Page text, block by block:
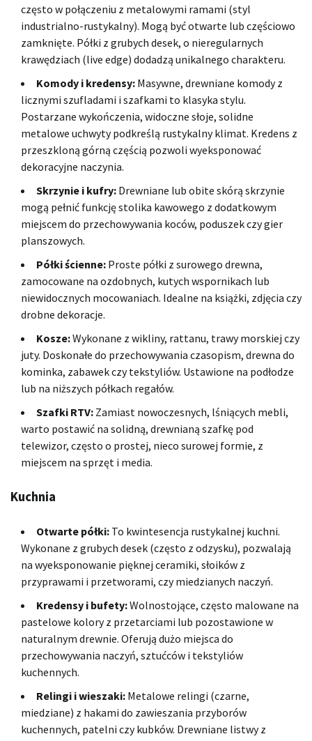
często w połączeniu z metalowymi ramami (styl
industrialno-rustykalny). Mogą być otwarte lub częściowo
zamknięte. Półki z grubych desek, o nieregularnych
krawędziach (live edge) dodadzą unikalnego charakteru.
Komody i kredensy: Masywne, drewniane komody z
licznymi szufladami i szafkami to klasyka stylu.
Postarzane wykończenia, widoczne słoje, solidne
metalowe uchwyty podkreślą rustykalny klimat. Kredens z
przeszkloną górną częścią pozwoli wyeksponować
dekoracyjne naczynia.
Skrzynie i kufry: Drewniane lub obite skórą skrzynie
mogą pełnić funkcję stolika kawowego z dodatkowym
miejscem do przechowywania koców, poduszek czy gier
planszowych.
Półki ścienne: Proste półki z surowego drewna,
zamocowane na ozdobnych, kutych wspornikach lub
niewidocznych mocowaniach. Idealne na książki, zdjęcia czy
drobne dekoracje.
Kosze:Wykonane z wikliny, rattanu, trawy morskiej czy
juty. Doskonałe do przechowywania czasopism, drewna do
kominka, zabawek czy tekstyliów. Ustawione na podłodze
lub na niższych półkach regałów.
Szafki RTV: Zamiast nowoczesnych, lśniących mebli,
warto postawić na solidną, drewnianą szafkę pod
telewizor, często o prostej, nieco surowej formie, z
miejscem na sprzęt i media.
Kuchnia
Otwarte półki: To kwintesencja rustykalnej kuchni.
Wykonane z grubych desek (często z odzysku), pozwalają
na wyeksponowanie pięknej ceramiki, słoików z
przyprawami i przetworami, czy miedzianych naczyń.
Kredensy i bufety:Wolnostojące, często malowane na
pastelowe kolory z przetarciami lub pozostawione w
naturalnym drewnie. Oferują dużo miejsca do
przechowywania naczyń, sztućców i tekstyliów
kuchennych.
Relingi i wieszaki: Metalowe relingi (czarne,
miedziane) z hakami do zawieszania przyborów
kuchennych, patelni czy kubków. Drewniane listwy z